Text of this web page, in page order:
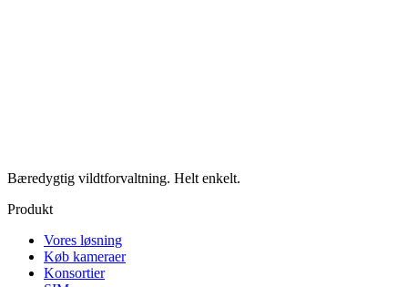
Bæredygtig vildtforvaltning. Helt enkelt.
Produkt
Vores løsning
Køb kameraer
Konsortier